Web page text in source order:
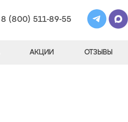
8 (800) 511-89-55
АКЦИИ ОТЗЫВЫ